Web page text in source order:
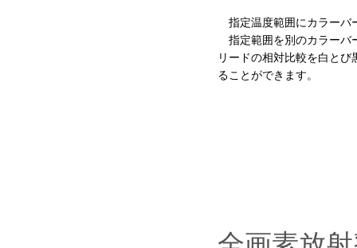
指定温度範囲にカラーバ
指定範囲を別のカラーバ
リードの相対比較を白と
ることができます。